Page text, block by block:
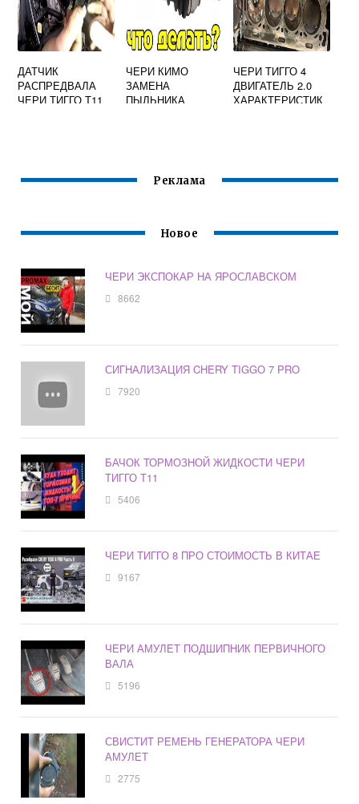
ДАТЧИК
РАСПРЕДВАЛА
ЧЕРИ ТИГГО Т11
ЧЕРИ КИМО
ЗАМЕНА
ПЫЛЬНИКА
ЧЕРИ ТИГГО 4
ДВИГАТЕЛЬ 2.0
ХАРАКТЕРИСТИК
Реклама
Новое
ЧЕРИ ЭКСПОКАР НА ЯРОСЛАВСКОМ
8662
СИГНАЛИЗАЦИЯ CHERY TIGGO 7 PRO
7920
БАЧОК ТОРМОЗНОЙ ЖИДКОСТИ ЧЕРИ
ТИГГО Т11
5406
ЧЕРИ ТИГГО 8 ПРО СТОИМОСТЬ В КИТАЕ
9167
ЧЕРИ АМУЛЕТ ПОДШИПНИК ПЕРВИЧНОГО
ВАЛА
5196
СВИСТИТ РЕМЕНЬ ГЕНЕРАТОРА ЧЕРИ
АМУЛЕТ
2775